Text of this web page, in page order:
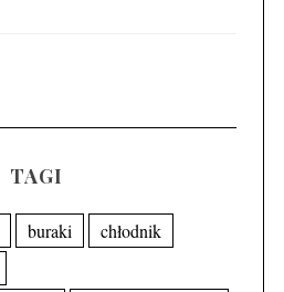
TAGI
buraki
chłodnik